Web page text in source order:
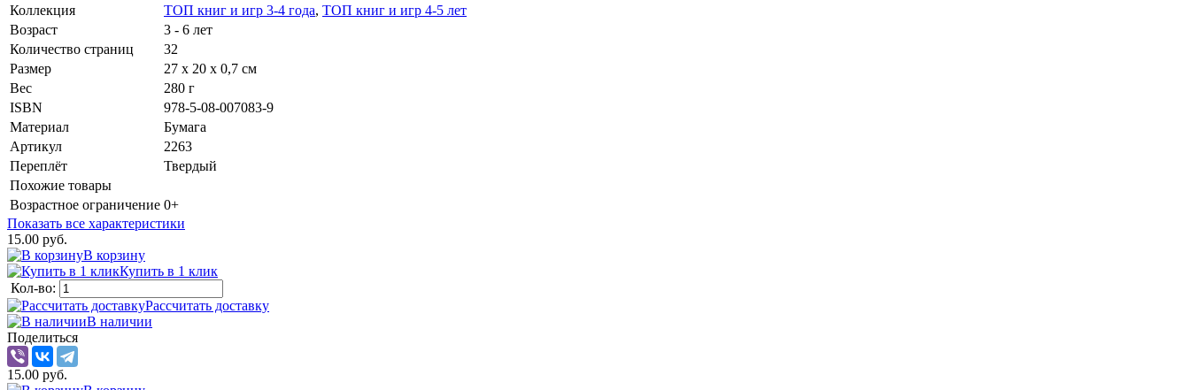
Коллекция
ТОП книг и игр 3-4 года, ТОП книг и игр 4-5 лет
Возраст
3 - 6 лет
Количество страниц
32
Размер
27 х 20 х 0,7 см
Вес
280 г
ISBN
978-5-08-007083-9
Материал
Бумага
Артикул
2263
Переплёт
Твердый
Похожие товары
Возрастное ограничение 0+
Показать все характеристики
15.00 руб.
В корзину
Купить в 1 клик
Кол-во:
Рассчитать доставку
В наличии
Поделиться
15.00 руб.